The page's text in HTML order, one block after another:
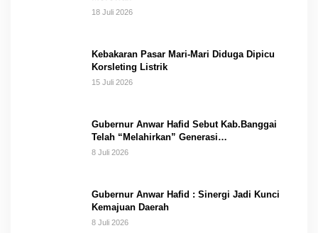
18 Juli 2026
Kebakaran Pasar Mari-Mari Diduga Dipicu
Korsleting Listrik
15 Juli 2026
Gubernur Anwar Hafid Sebut Kab.Banggai
Telah “Melahirkan” Generasi…
8 Juli 2026
Gubernur Anwar Hafid : Sinergi Jadi Kunci
Kemajuan Daerah
8 Juli 2026